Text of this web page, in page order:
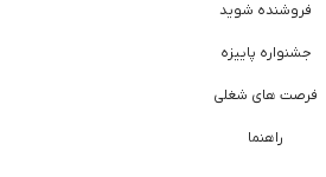
فروشنده شوید
جشنواره پاییزه
فرصت های شغلی
راهنما